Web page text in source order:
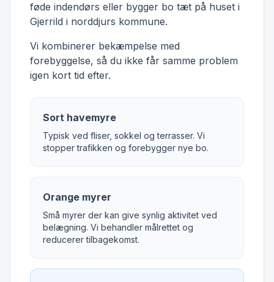
føde indendørs eller bygger bo tæt på huset i
Gjerrild i norddjurs kommune.
Vi kombinerer bekæmpelse med
forebyggelse, så du ikke får samme problem
igen kort tid efter.
Sort havemyre
Typisk ved fliser, sokkel og terrasser. Vi
stopper trafikken og forebygger nye bo.
Orange myrer
Små myrer der kan give synlig aktivitet ved
belægning. Vi behandler målrettet og
reducerer tilbagekomst.